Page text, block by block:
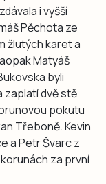
i vyšší
Pěchota ze
žlutých karet a
Matyáš
byli
zaplatí dvě stě
pokutu
Třeboně. Kevin
a Petr Švarc z
za první